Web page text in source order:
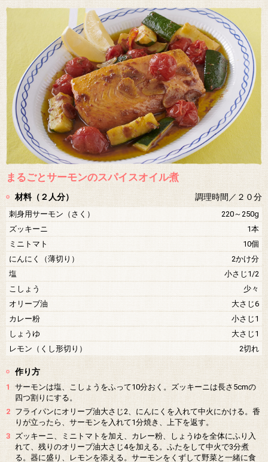
まるごとサーモンのスパイスオイル煮
材料（２人分） 調理時間／２０分
刺身用サーモン（さく）
220～250g
ズッキーニ
1本
ミニトマト
10個
にんにく（薄切り）
2かけ分
塩
小さじ1/2
こしょう
少々
オリーブ油
大さじ6
カレー粉
小さじ1
しょうゆ
大さじ1
レモン（くし形切り）
2切れ
作り方
1 サーモンは塩、こしょうをふって10分おく。ズッキーニは長さ5cmの
四つ割りにする。
2 フライパンにオリーブ油大さじ2、にんにくを入れて中火にかける。香
りが立ったら、サーモンを入れて1分焼き、上下を返す。
3 ズッキーニ、ミニトマトを加え、カレー粉、しょうゆを全体にふり入
れて、残りのオリーブ油大さじ4を加える。ふたをして中火で3分煮
る。器に盛り、レモンを添える。サーモンをくずして野菜と一緒に食